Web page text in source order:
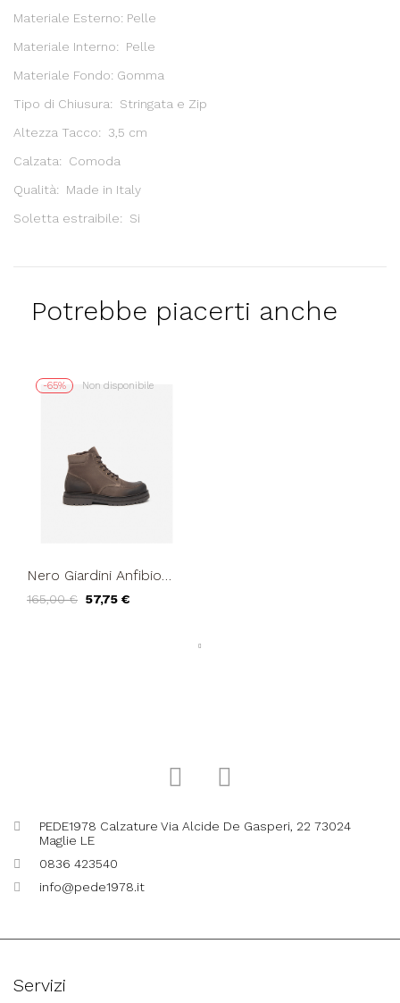
Materiale Esterno: Pelle
Materiale Interno: Pelle
Materiale Fondo: Gomma
Tipo di Chiusura: Stringata e Zip
Altezza Tacco: 3,5 cm
Calzata: Comoda
Qualità: Made in Italy
Soletta estraibile: Si
Potrebbe piacerti anche
-65% Non disponibile
Nero Giardini Anfibio
Zip Laterale Argilla
165,00 € 57,75 €
PEDE1978 Calzature Via Alcide De Gasperi, 22 73024
Maglie LE
0836 423540
info@pede1978.it
Servizi